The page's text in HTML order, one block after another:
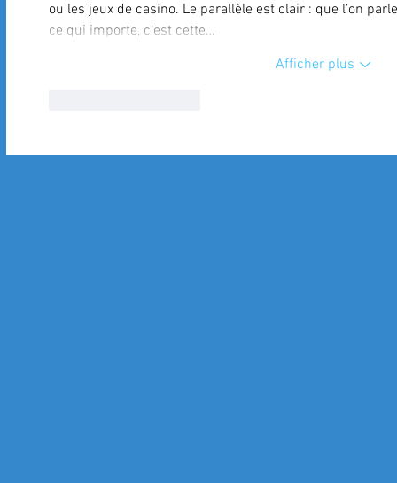
ou les jeux de casino. Le parallèle est clair : que l’on
ce qui importe, c’est cette…
Afficher plus